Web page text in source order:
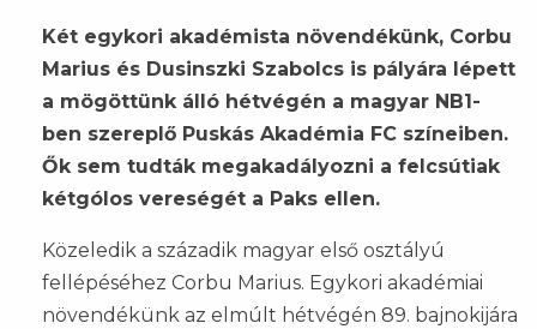
Két egykori akadémista növendékünk, Corbu
Marius és Dusinszki Szabolcs is pályára lépett
a mögöttünk álló hétvégén a magyar NB1-
ben szereplő Puskás Akadémia FC színeiben.
Ők sem tudták megakadályozni a felcsútiak
kétgólos vereségét a Paks ellen.
Közeledik a századik magyar első osztályú
fellépéséhez Corbu Marius. Egykori akadémiai
növendékünk az elmúlt hétvégén 89. bajnokijára